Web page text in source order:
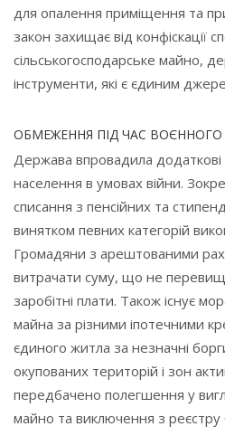
для опалення приміщення та
закон захищає від конфіскації
сільськогосподарське майно,
інструменти, які є єдиним
ОБМЕЖЕННЯ ПІД ЧАС ВОЄННОГО
Держава впровадила додаткові
населення в умовах війни.
списання з пенсійних та
винятком певних категорій
Громадяни з арештованими
витрачати суму, що не
заробітні плати. Також існує
майна за різними іпотечними
єдиного житла за незначні
окупованих територій і зон
передбачено полегшення у
майно та виключення з реєстру